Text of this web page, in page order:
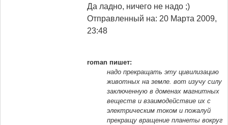
Да ладно, ничего не надо ;)
Отправленный на: 20 Марта 2009,
23:48
roman пишет:
надо прекращать эту цивилизацию
животных на земле. вот изучу силу
заключенную в доменах магнитных
веществ и взаимодействие их с
электрическим током и пожалуй
прекращу вращение планеты вокруг